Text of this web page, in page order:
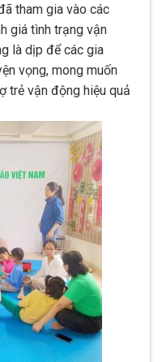
tham gia vào các
giá tình trạng vận
là dịp để các gia
vọng, mong muốn
trẻ vận động hiệu quả